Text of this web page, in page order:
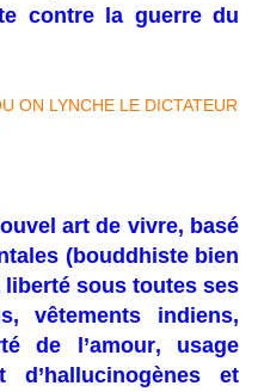
contre la guerre du
art de vivre, basé
(bouddhiste bien
sous toutes ses
vêtements indiens,
de l’amour, usage
et